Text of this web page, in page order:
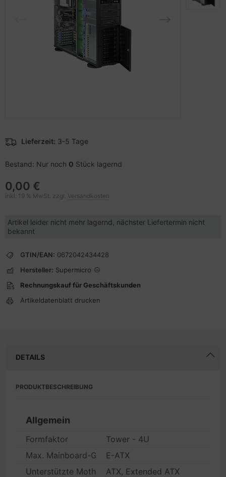
Lieferzeit: 3-5 Tage
Bestand: Nur noch 0 Stück lagernd
0,00 €
inkl. 19 % MwSt. zzgl. Versandkosten
Artikel leider nicht mehr lagernd, nächster Liefertermin nicht
bekannt
GTIN/EAN: 0672042434428
Hersteller: Supermicro
Rechnungskauf für Geschäftskunden
Artikeldatenblatt drucken
DETAILS
PRODUKTBESCHREIBUNG
Allgemein
Formfaktor
Tower - 4U
Max. Mainboard-GrößeE-ATX
Unterstützte MotherboardsATX, Extended ATX
und Navigation
Netzwerkgeräte
Folien, Etiketten
Drucker
& Tragebehältnisse
Tinten Minen